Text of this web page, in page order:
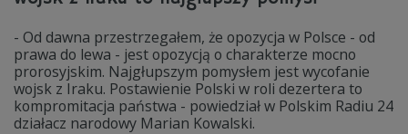
- Od dawna przestrzegałem, że opozycja w Polsce - od
prawa do lewa - jest opozycją o charakterze mocno
prorosyjskim. Najgłupszym pomysłem jest wycofanie
wojsk z Iraku. Postawienie Polski w roli dezertera to
kompromitacja państwa - powiedział w Polskim Radiu 24
działacz narodowy Marian Kowalski.